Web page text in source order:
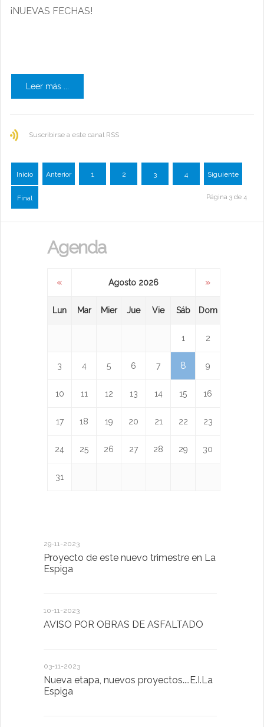
¡NUEVAS FECHAS!
Leer más ...
Suscribirse a este canal RSS
Inicio Anterior 1 2 3 4 Siguiente
Final Página 3 de 4
Agenda
« Agosto 2026 »
Lun Mar Mier Jue Vie Sáb Dom
1 2
3 4 5 6 7 8 9
10 11 12 13 14 15 16
17 18 19 20 21 22 23
24 25 26 27 28 29 30
31
29-11-2023
Proyecto de este nuevo trimestre en La
Espiga
10-11-2023
AVISO POR OBRAS DE ASFALTADO
03-11-2023
Nueva etapa, nuevos proyectos....E.I.La
Espiga